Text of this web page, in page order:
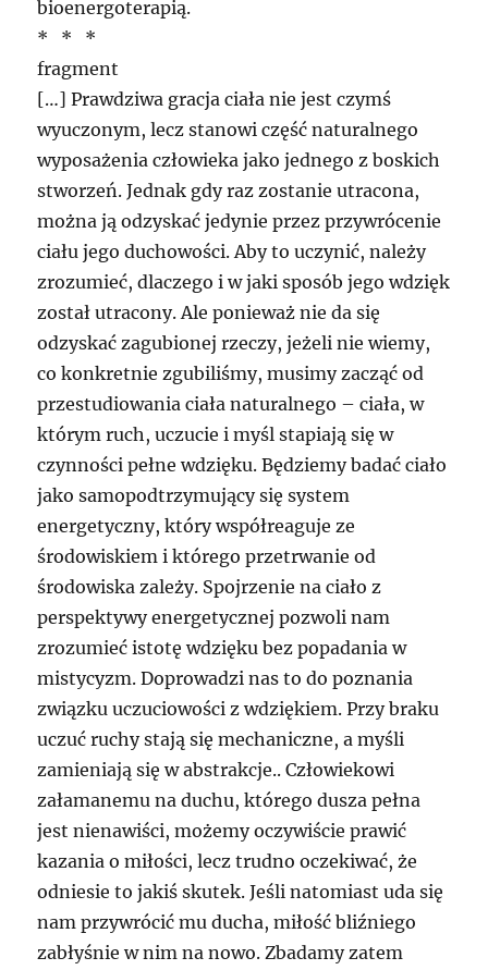
bioenergoterapią.
* * *
fragment
[…] Prawdziwa gracja ciała nie jest czymś
wyuczonym, lecz stanowi część naturalnego
wyposażenia człowieka jako jednego z boskich
stworzeń. Jednak gdy raz zostanie utracona,
można ją odzyskać jedynie przez przywrócenie
ciału jego duchowości. Aby to uczynić, należy
zrozumieć, dlaczego i w jaki sposób jego wdzięk
został utracony. Ale ponieważ nie da się
odzyskać zagubionej rzeczy, jeżeli nie wiemy,
co konkretnie zgubiliśmy, musimy zacząć od
przestudiowania ciała naturalnego – ciała, w
którym ruch, uczucie i myśl stapiają się w
czynności pełne wdzięku. Będziemy badać ciało
jako samopodtrzymujący się system
energetyczny, który współreaguje ze
środowiskiem i którego przetrwanie od
środowiska zależy. Spojrzenie na ciało z
perspektywy energetycznej pozwoli nam
zrozumieć istotę wdzięku bez popadania w
mistycyzm. Doprowadzi nas to do poznania
związku uczuciowości z wdziękiem. Przy braku
uczuć ruchy stają się mechaniczne, a myśli
zamieniają się w abstrakcje.. Człowiekowi
załamanemu na duchu, którego dusza pełna
jest nienawiści, możemy oczywiście prawić
kazania o miłości, lecz trudno oczekiwać, że
odniesie to jakiś skutek. Jeśli natomiast uda się
nam przywrócić mu ducha, miłość bliźniego
zabłyśnie w nim na nowo. Zbadamy zatem